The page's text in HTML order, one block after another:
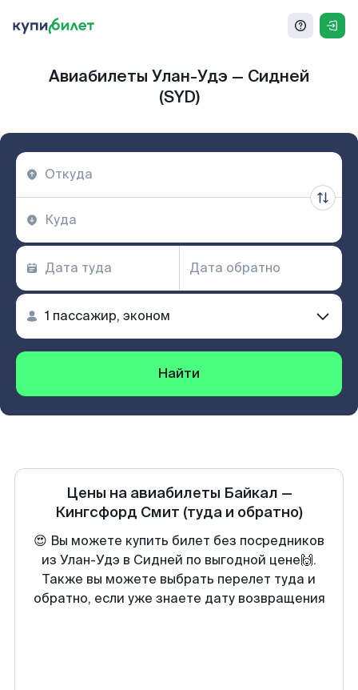
Авиабилеты Улан-Удэ — Сидней
(SYD)
Найти
Цены на авиабилеты Байкал —
Кингсфорд Смит (туда и обратно)
😍 Вы можете купить билет без посредников
из Улан-Удэ в Сидней по выгодной цене🙌.
Также вы можете выбрать перелет туда и
обратно, если уже знаете дату возвращения